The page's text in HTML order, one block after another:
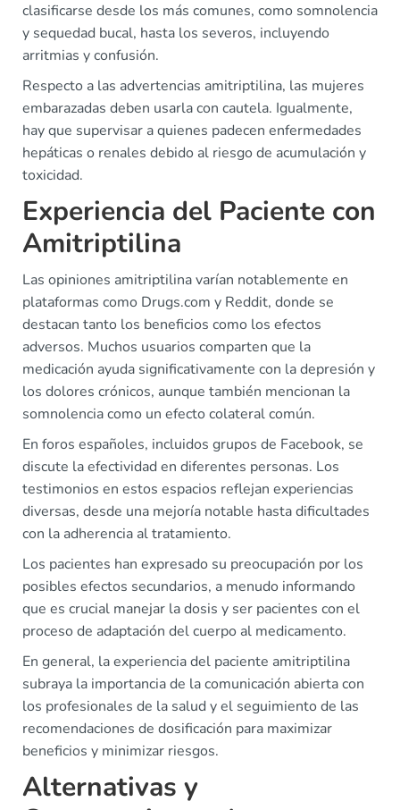
clasificarse desde los más comunes, como somnolencia
y sequedad bucal, hasta los severos, incluyendo
arritmias y confusión.
Respecto a las advertencias amitriptilina, las mujeres
embarazadas deben usarla con cautela. Igualmente,
hay que supervisar a quienes padecen enfermedades
hepáticas o renales debido al riesgo de acumulación y
toxicidad.
Experiencia del Paciente con
Amitriptilina
Las opiniones amitriptilina varían notablemente en
plataformas como Drugs.com y Reddit, donde se
destacan tanto los beneficios como los efectos
adversos. Muchos usuarios comparten que la
medicación ayuda significativamente con la depresión y
los dolores crónicos, aunque también mencionan la
somnolencia como un efecto colateral común.
En foros españoles, incluidos grupos de Facebook, se
discute la efectividad en diferentes personas. Los
testimonios en estos espacios reflejan experiencias
diversas, desde una mejoría notable hasta dificultades
con la adherencia al tratamiento.
Los pacientes han expresado su preocupación por los
posibles efectos secundarios, a menudo informando
que es crucial manejar la dosis y ser pacientes con el
proceso de adaptación del cuerpo al medicamento.
En general, la experiencia del paciente amitriptilina
subraya la importancia de la comunicación abierta con
los profesionales de la salud y el seguimiento de las
recomendaciones de dosificación para maximizar
beneficios y minimizar riesgos.
Alternativas y